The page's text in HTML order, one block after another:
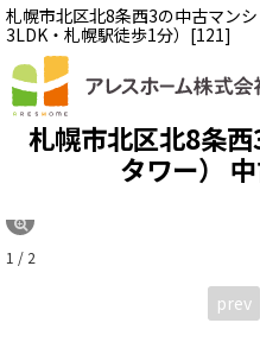
札幌市北区北8条西3の中古マン
3LDK・札幌駅徒歩1分）[121]
札幌市北区北8条
タワー）
1 / 2
prev